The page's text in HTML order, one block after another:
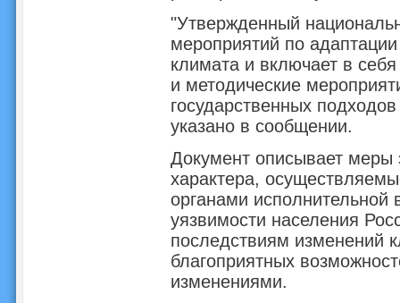
"Утвержденный
мероприятий по
климата и включает в
и методические
государственных
указано в сообщении.
Документ описывает меры
характера,
органами
уязвимости населения
последствиям изменений
благоприятных
изменениями.